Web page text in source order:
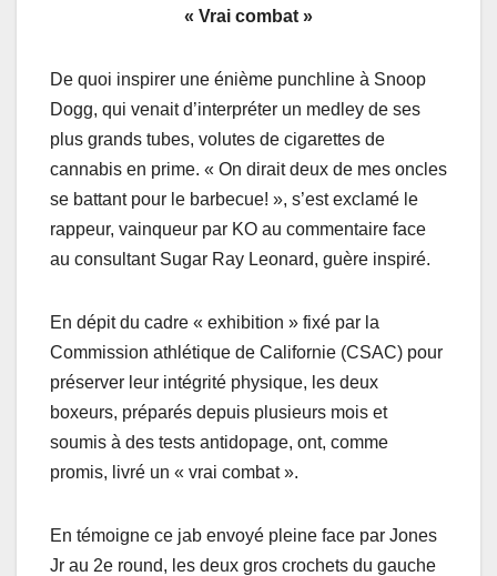
« Vrai combat »
De quoi inspirer une énième punchline à Snoop
Dogg, qui venait d’interpréter un medley de ses
plus grands tubes, volutes de cigarettes de
cannabis en prime. « On dirait deux de mes oncles
se battant pour le barbecue! », s’est exclamé le
rappeur, vainqueur par KO au commentaire face
au consultant Sugar Ray Leonard, guère inspiré.
En dépit du cadre « exhibition » fixé par la
Commission athlétique de Californie (CSAC) pour
préserver leur intégrité physique, les deux
boxeurs, préparés depuis plusieurs mois et
soumis à des tests antidopage, ont, comme
promis, livré un « vrai combat ».
En témoigne ce jab envoyé pleine face par Jones
Jr au 2e round, les deux gros crochets du gauche